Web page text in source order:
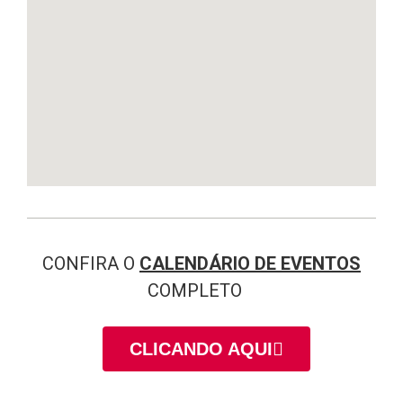
CONFIRA O CALENDÁRIO DE EVENTOS
COMPLETO
CLICANDO AQUI